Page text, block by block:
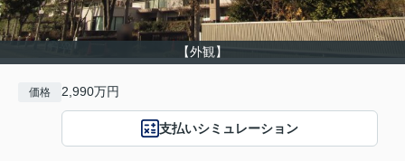
【外観】
価格 2,990万円
支払いシミュレーション